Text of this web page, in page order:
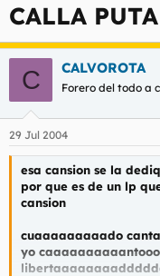
CALLA PUTA
C CALVOROTA
Forero del todo a
29 Jul 2004
esa cansion se la
por que es de un lp
cansion
cuaaaaaaaaado
yo